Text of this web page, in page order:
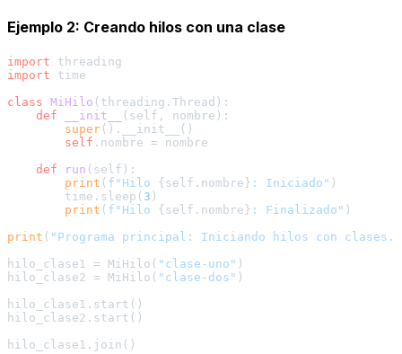
Ejemplo 2: Creando hilos con una clase
import
import time
class MiHilo (threading.Thread):
def
__init__ ( self, nombre ):
super ().__init__()
self .nombre = nombre
def
run ( self ):
print ( f"Hilo {self.nombre} : Iniciado" )
        time.sleep(
3 )
print ( f"Hilo {self.nombre} : Finalizado" )
print ( "Programa principal: Iniciando hilos con
hilo_clase1 = MiHilo( "clase-uno" )
hilo_clase2 = MiHilo( "clase-dos" )
hilo_clase1.start()
hilo_clase2.start()
hilo_clase1.join()